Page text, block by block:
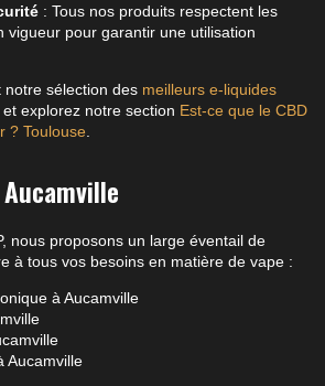
: Tous nos produits respectent les
vigueur pour garantir une utilisation
notre sélection des meilleurs e-liquides
et explorez notre section Est-ce que le CBD
? Toulouse
nous proposons un large éventail de
à tous vos besoins en matière de vape :
à Aucamville
Aucamville